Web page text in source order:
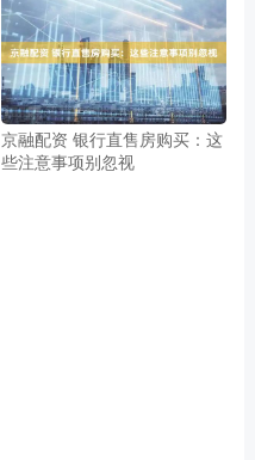
京融配资 银行直售房购买：这
些注意事项别忽视